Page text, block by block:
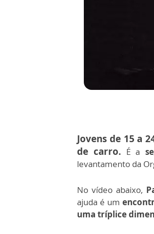
Jovens de 15 a
de carro. É a
levantamento da
No vídeo abaixo,
ajuda é um
uma tríplice